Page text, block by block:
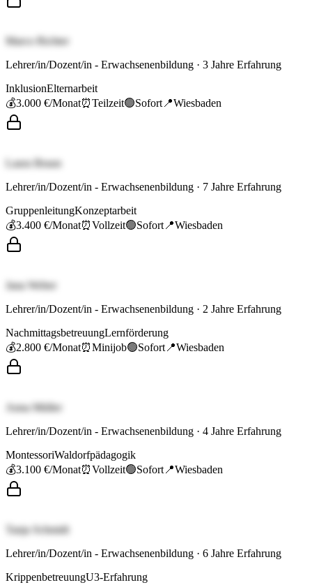
Marco Richter
Lehrer/in/Dozent/in - Erwachsenenbildung · 3 Jahre Erfahrung
InklusionElternarbeit
💰3.000 €/Monat⏰Teilzeit🟢Sofort 📍Wiesbaden
Laura Braun
Lehrer/in/Dozent/in - Erwachsenenbildung · 7 Jahre Erfahrung
GruppenleitungKonzeptarbeit
💰3.400 €/Monat⏰Vollzeit🟢Sofort 📍Wiesbaden
Jana Weber
Lehrer/in/Dozent/in - Erwachsenenbildung · 2 Jahre Erfahrung
NachmittagsbetreuungLernförderung
💰2.800 €/Monat⏰Minijob🟢Sofort 📍Wiesbaden
Anna Müller
Lehrer/in/Dozent/in - Erwachsenenbildung · 4 Jahre Erfahrung
MontessoriWaldorfpädagogik
💰3.100 €/Monat⏰Vollzeit🟢Sofort 📍Wiesbaden
Tanja Schmidt
Lehrer/in/Dozent/in - Erwachsenenbildung · 6 Jahre Erfahrung
KrippenbetreuungU3-Erfahrung